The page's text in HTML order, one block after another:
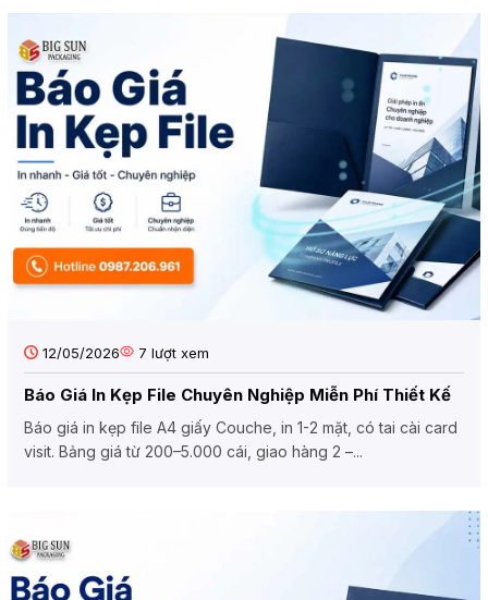
12/05/2026 7 lượt xem
Báo Giá In Kẹp File Chuyên Nghiệp Miễn Phí Thiết Kế
Báo giá in kẹp file A4 giấy Couche, in 1-2 mặt, có tai cài card
visit. Bảng giá từ 200–5.000 cái, giao hàng 2 –...